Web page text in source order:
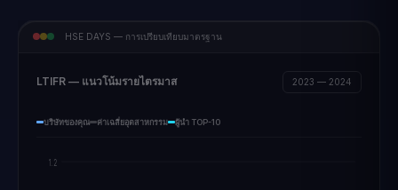
HSE DAYS — การเปรียบเทียบมาตรฐาน
LTIFR — แนวโน้มรายไตรมาส 2023 — 2024
บริษัทของคุณ ค่าเฉลี่ยอุตสาหกรรม ผู้นำ TOP-10
1.2